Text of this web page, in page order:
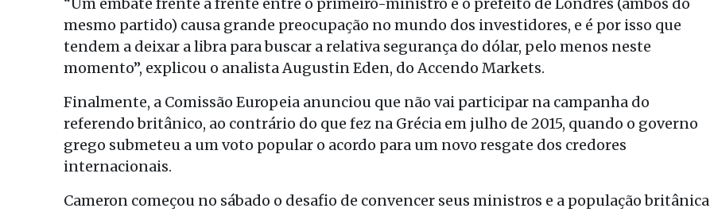
mesmo partido) causa grande preocupação no mundo dos investidores, e é por isso que
tendem a deixar a libra para buscar a relativa segurança do dólar, pelo menos neste
momento”, explicou o analista Augustin Eden, do Accendo Markets.
Finalmente, a Comissão Europeia anunciou que não vai participar na campanha do
referendo britânico, ao contrário do que fez na Grécia em julho de 2015, quando o governo
grego submeteu a um voto popular o acordo para um novo resgate dos credores
internacionais.
Cameron começou no sábado o desafio de convencer seus ministros e a população britânica